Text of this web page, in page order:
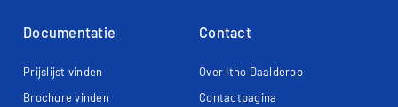
Documentatie
Prijslijst vinden
Brochure vinden
Contact
Over Itho Daalderop
Contactpagina